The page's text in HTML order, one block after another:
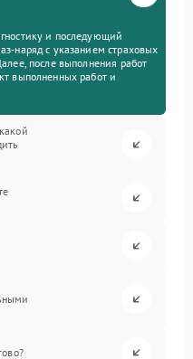
и последующий
наряд с указанием страховых
после выполнения работ
выполненных работ и